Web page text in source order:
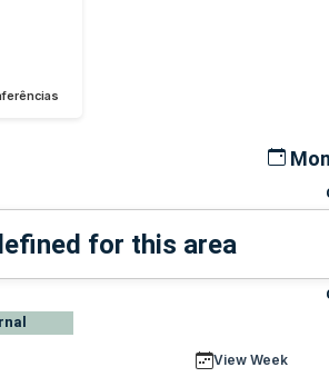
for this area
View Week